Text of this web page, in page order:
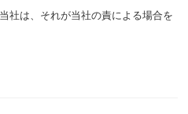
社は、それが当社の責による場合を